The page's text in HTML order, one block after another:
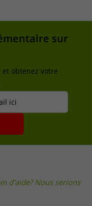
sur
obtenez votre
ici
d'aide? Nous serions